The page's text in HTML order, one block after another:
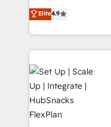
and CRM migration
Client/member
WooCommerce,
the difference —
can transform your
From HubSpot
developing a new
digital marketing;
results)! In short, our services include: - HubSpot
consultancy:
HubSpot
integrations -
marketing,
design We connect people, data and technology to
Elite4.9